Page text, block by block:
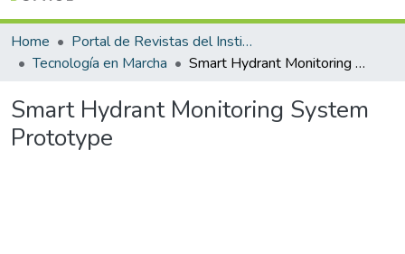
Home
Portal de Revistas del Instituto Tecnológico de Costa Rica
Tecnología en Marcha
Smart Hydrant Monitoring System Prototype
Smart Hydrant Monitoring System
Prototype